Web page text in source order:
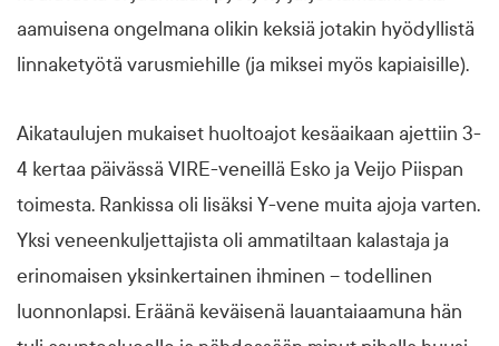
aamuisena ongelmana olikin keksiä jotakin hyödyllistä
linnaketyötä varusmiehille (ja miksei myös kapiaisille).
Aikataulujen mukaiset huoltoajot kesäaikaan ajettiin 3-
4 kertaa päivässä VIRE-veneillä Esko ja Veijo Piispan
toimesta. Rankissa oli lisäksi Y-vene muita ajoja varten.
Yksi veneenkuljettajista oli ammatiltaan kalastaja ja
erinomaisen yksinkertainen ihminen – todellinen
luonnonlapsi. Eräänä keväisenä lauantaiaamuna hän